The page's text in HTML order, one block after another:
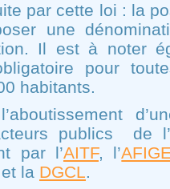
par cette loi : la
une
Il est à noter
pour
habitants.
publics de
par l’AITF, l’
et la DGCL.